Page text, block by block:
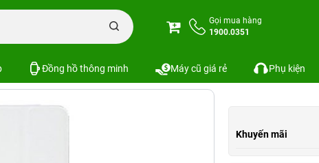
Gọi mua hàng
1900.0351
Đồng hồ thông minh Máy cũ giá rẻ Phụ kiện
Mini 1 / 2 / 3 REMAX Rise Series Case
Khuyến mãi